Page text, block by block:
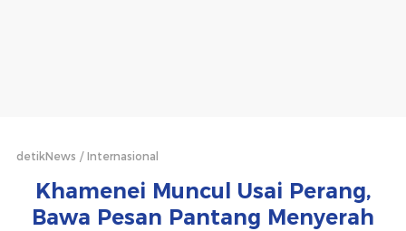
detikNews Internasional
Khamenei Muncul Usai Perang,
Bawa Pesan Pantang Menyerah